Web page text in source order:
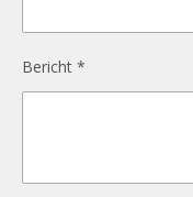
Bericht *